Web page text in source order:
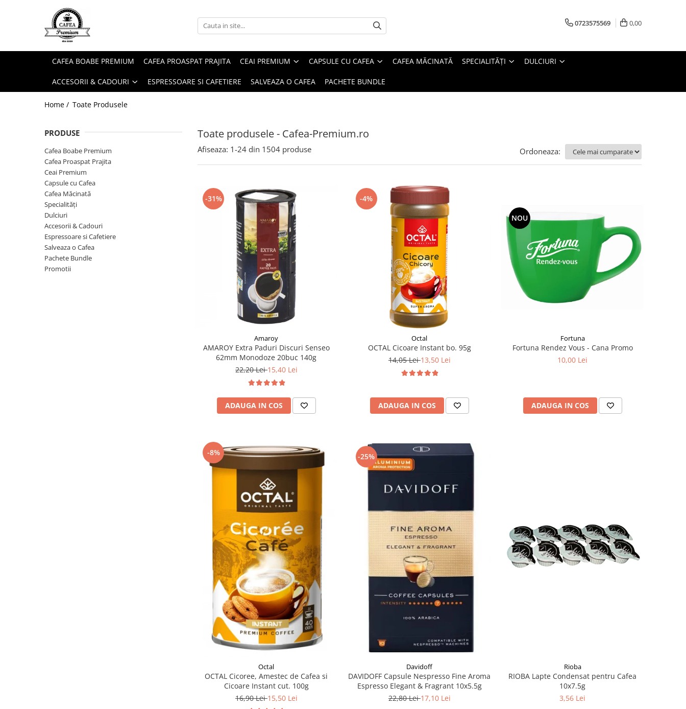
Ceai Premium
Capsule cu Cafea
Specialități
Ciocolată Caldă / Cappuccino
Dulciuri
Ciocolata & Praline
Dropsuri/Jeleuri
Guma de Mestecat
Napolitane
Nuci, Alune si Fructe Deshidratate
Prajituri Ambalate
Accesorii & Cadouri
Lapte pentru Cafea
Pahare / Capace / Palete
Ulei și Oțet
Ustensile Diverse
Zahăr, Miere & Îndulcitori
0723575569 0,00
CAFEA BOABE PREMIUM CAFEA PROASPAT PRAJITA CEAI PREMIUM CAPSULE CU CAFEA CAFEA MĂCINATĂ SPECIALITĂȚI DULCIURI
ACCESORII & CADOURI ESPRESSOARE SI CAFETIERE SALVEAZA O CAFEA PACHETE BUNDLE
Home / Toate Produsele
Toate produsele - Cafea-Premium.ro
PRODUSE
Cafea Boabe Premium
Cafea Proaspat Prajita
Ceai Premium
Capsule cu Cafea
Cafea Măcinată
Specialități
Dulciuri
Accesorii & Cadouri
Espressoare si Cafetiere
Salveaza o Cafea
Pachete Bundle
Promotii
Afiseaza: 1-24 din 1504 produse Ordoneaza:
-31%
Amaroy
AMAROY Extra Paduri Discuri Senseo
62mm Monodoze 20buc 140g
22,20 Lei15,40 Lei
ADAUGA IN COS
-4%
Octal
OCTAL Cicoare Instant bo. 95g
14,05 Lei13,50 Lei
ADAUGA IN COS
NOU
Fortuna
Fortuna Rendez Vous - Cana Promo
10,00 Lei
ADAUGA IN COS
-8%
Octal
OCTAL Cicoree, Amestec de Cafea si
Cicoare Instant cut. 100g
16,90 Lei15,50 Lei
-25%
Davidoff
DAVIDOFF Capsule Nespresso Fine Aroma
Espresso Elegant & Fragrant 10x5.5g
22,80 Lei17,10 Lei
Rioba
RIOBA Lapte Condensat pentru Cafea
10x7.5g
3,56 Lei